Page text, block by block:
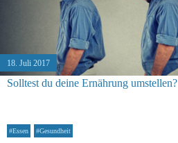
18. Juli 2017
Solltest du deine Ernährung umstellen?
#Essen #Gesundheit